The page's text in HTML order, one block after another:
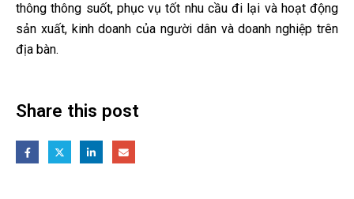
thông thông suốt, phục vụ tốt nhu cầu đi lại và hoạt động
sản xuất, kinh doanh của người dân và doanh nghiệp trên
địa bàn.
Share this post